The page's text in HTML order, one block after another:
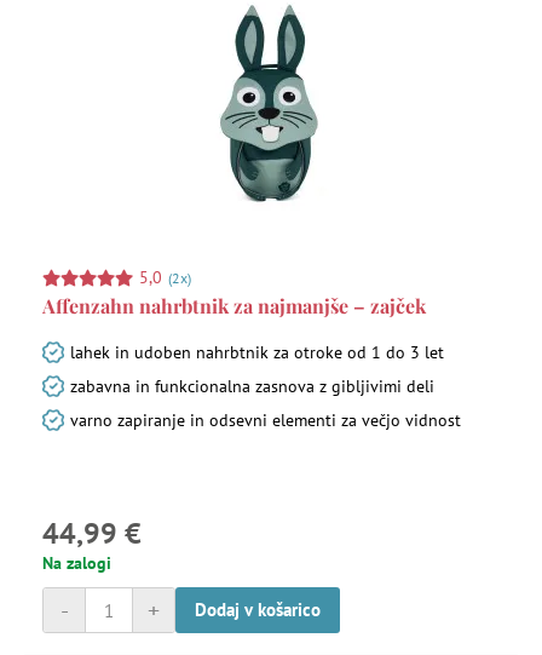
5,0 (2x)
Affenzahn nahrbtnik za najmanjše – zajček
lahek in udoben nahrbtnik za otroke od 1 do 3 let
zabavna in funkcionalna zasnova z gibljivimi deli
varno zapiranje in odsevni elementi za večjo vidnost
44,99 €
Na zalogi
+
- Dodaj v košarico